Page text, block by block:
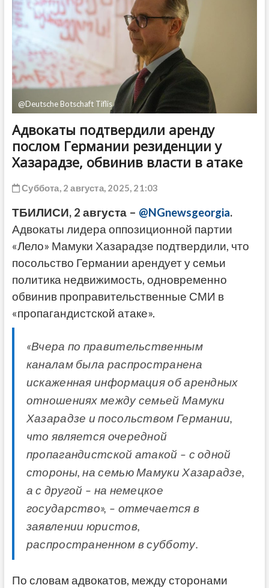
@Deutsche Botschaft Tiflis
Адвокаты подтвердили аренду
послом Германии резиденции у
Хазарадзе, обвинив власти в атаке
Суббота, 2 августа, 2025, 21:03
ТБИЛИСИ, 2 августа – @NGnewsgeorgia.
Адвокаты лидера оппозиционной партии
«Лело» Мамуки Хазарадзе подтвердили, что
посольство Германии арендует у семьи
политика недвижимость, одновременно
обвинив проправительственные СМИ в
«пропагандистской атаке».
«Вчера по правительственным
каналам была распространена
искаженная информация об арендных
отношениях между семьей Мамуки
Хазарадзе и посольством Германии,
что является очередной
пропагандистской атакой – с одной
стороны, на семью Мамуки Хазарадзе,
а с другой – на немецкое
государство», – отмечается в
заявлении юристов,
распространенном в субботу.
По словам адвокатов, между сторонами